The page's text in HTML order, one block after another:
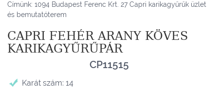
Címünk: 1094 Budapest Ferenc Krt. 27 Capri karikagyűrűk üzlet
és bemutatóterem
CAPRI FEHÉR ARANY KÖVES
KARIKAGYŰRŰPÁR
CP11515
Karát szám: 14